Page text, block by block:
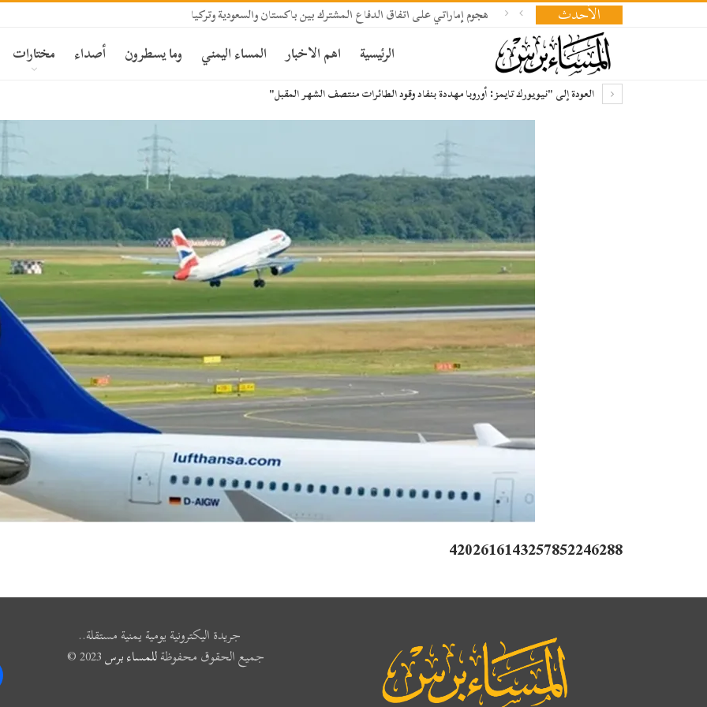
الأحدث هجوم إماراتي على اتفاق الدفاع المشترك بين باكستان والسعودية وتركيا
الرئيسية اهم الاخبار المساء اليمني وما يسطرون أصداء مختارات
العودة إلى "نيويورك تايمز: أوروبا مهددة بنفاد وقود الطائرات منتصف الشهر المقبل"
4202616143257852246288
جريدة اليكترونية يومية يمنية مستقلة..
جميع الحقوق محفوظةللمساء برس